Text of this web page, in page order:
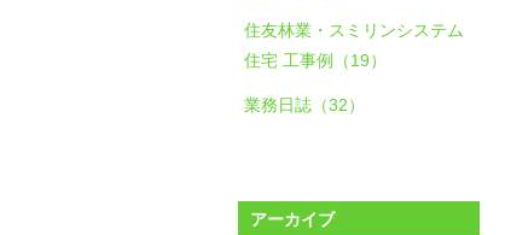
住友林業・スミリンシステム
住宅 工事例（19）
業務日誌（32）
アーカイブ